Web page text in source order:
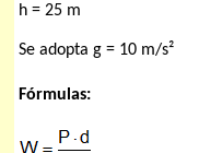
h = 25 m
Se adopta g = 10 m/s²
Fórmulas: